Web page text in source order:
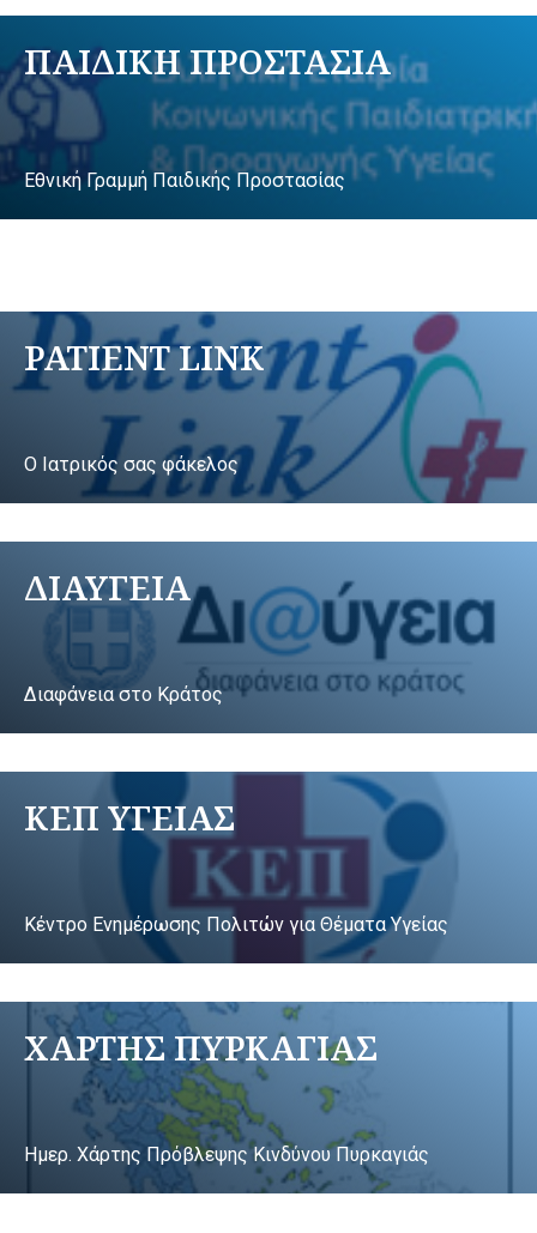
ΠΑΙΔΙΚΗ ΠΡΟΣΤΑΣΙΑ
Εθνική Γραμμή Παιδικής Προστασίας
PATIENT LINK
Ο Ιατρικός σας φάκελος
ΔΙΑΥΓΕΙΑ
Διαφάνεια στο Κράτος
ΚΕΠ ΥΓΕΙΑΣ
Κέντρο Ενημέρωσης Πολιτών για Θέματα Υγείας
ΧΑΡΤΗΣ ΠΥΡΚΑΓΙΑΣ
Ημερ. Χάρτης Πρόβλεψης Κινδύνου Πυρκαγιάς